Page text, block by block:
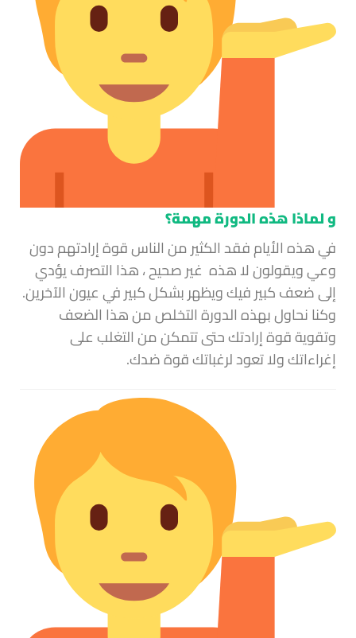
و لماذا هذه الدورة مهمة؟
في هذه الأيام فقد الكثير من الناس قوة إرادتهم دون
وعي ويقولون لا هذه غير صحيح ، هذا التصرف يؤدي
إلى ضعف كبير فيك ويظهر بشكل كبير في عيون الآخرين.
وكنا نحاول بهذه الدورة التخلص من هذا الضعف
وتقوية قوة إرادتك حتى تتمكن من التغلب على
إغراءاتك ولا تعود لرغباتك قوة ضدك.